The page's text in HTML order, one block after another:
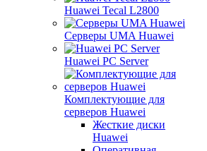
Huawei Tecal L2800
Серверы UMA Huawei
Huawei PC Server
Комплектующие для
серверов Huawei
Жесткие диски
Huawei